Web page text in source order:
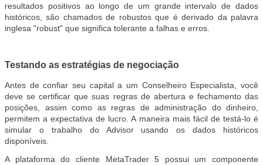
resultados positivos ao longo de um grande intervalo de dados
históricos, são chamados de robustos que é derivado da palavra
inglesa "robust" que significa tolerante a falhas e erros.
Testando as estratégias de negociação
Antes de confiar seu capital a um Conselheiro Especialista, você
deve se certificar que suas regras de abertura e fechamento das
posições, assim como as regras de administração do dinheiro,
permitem a expectativa de lucro. A maneira mais fácil de testá-lo é
simular o trabalho do Advisor usando os dados históricos
disponíveis.
A plataforma do cliente MetaTrader 5 possui um componente